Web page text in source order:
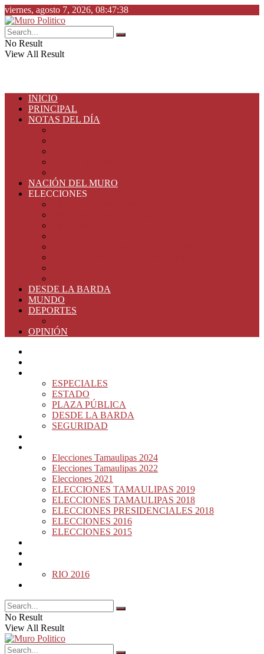
viernes, agosto 7, 2026, 08:47:38
No Result
View All Result
INICIO
PRINCIPAL
NOTAS DEL DÍA
NACIÓN DEL MURO
ELECCIONES
DESDE LA BARDA
MUNDO
DEPORTES
OPINIÓN
ESPECIALES
ESTADO
PLAZA PÚBLICA
DESDE LA BARDA
SEGURIDAD
Elecciones Tamaulipas 2024
Elecciones Tamaulipas 2022
Elecciones 2021
ELECCIONES TAMAULIPAS 2019
ELECCIONES TAMAULIPAS 2018
ELECCIONES PRESIDENCIALES 2018
ELECCIONES 2016
ELECCIONES 2015
RIO 2016
No Result
View All Result